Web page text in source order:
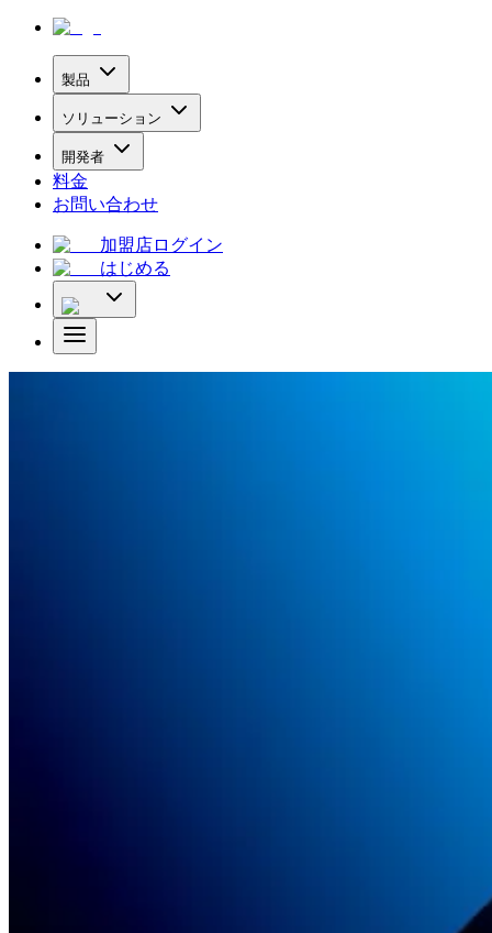
製品
ソリューション
開発者
料金
お問い合わせ
加盟店ログイン
はじめる